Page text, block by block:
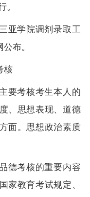
。
亚学院调剂录取工
布。
核
要考核考生本人的
、思想表现、道德
面。思想政治素质
德考核的重要内容
家教育考试规定、